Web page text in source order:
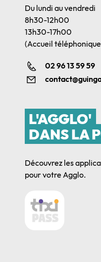
Du lundi au vendredi
8h30-12h00
13h30-17h00
(Accueil
02 96 13 59 59
L'AGGLO'
DANS LA
Découvrez les
pour votre Agglo.